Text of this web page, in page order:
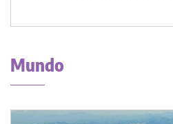
Mundo